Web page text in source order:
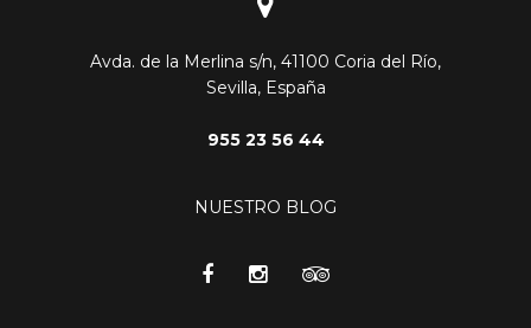
Avda. de la Merlina s/n, 41100 Coria del Río,
Sevilla, España
955 23 56 44
NUESTRO BLOG